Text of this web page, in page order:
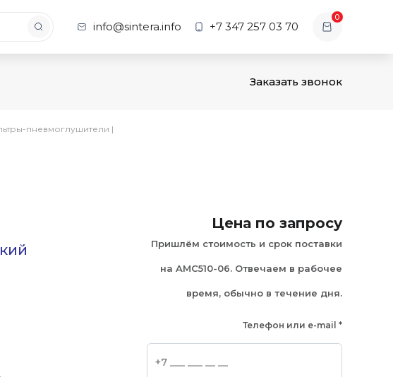
info@sintera.info +7 347 257 03 70
0
Заказать звонок
пневмоглушители |
Цена по запросу
Пришлём стоимость и срок поставки
на AMC510-06. Отвечаем в рабочее
время, обычно в течение дня.
Телефон или e-mail *